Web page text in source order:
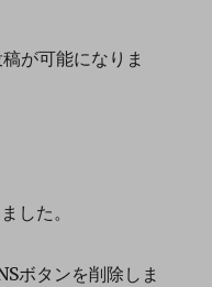
が可能になりま
した。
ボタンを削除しま